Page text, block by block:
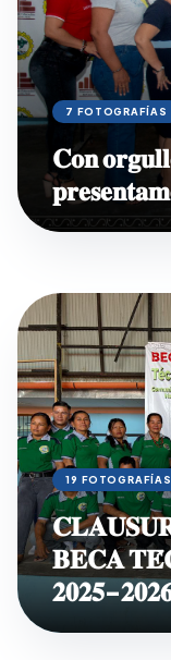
7 FOTOGRAFÍAS
𝐂𝐨𝐧
19 FOTOGRAFÍAS
𝐁𝐄𝐂𝐀
𝟐𝟎𝟐𝟓-